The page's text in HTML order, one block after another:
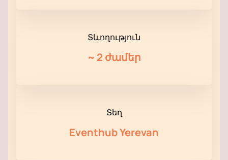
Տևողություն
~ 2 ժամեր
Տեղ
Eventhub Yerevan